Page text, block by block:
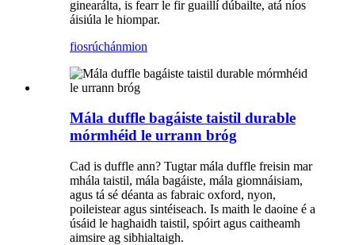
ginearálta, is fearr le fir guaillí dúbailte, atá níos
áisiúla le hiompar.
fiosrúchánmion
Mála duffle bagáiste taistil durable
mórmhéid le urrann bróg
Cad is duffle ann? Tugtar mála duffle freisin mar
mhála taistil, mála bagáiste, mála giomnáisiam,
agus tá sé déanta as fabraic oxford, nyon,
poileistear agus sintéiseach. Is maith le daoine é a
úsáid le haghaidh taistil, spóirt agus caitheamh
aimsire ag sibhialtaigh.